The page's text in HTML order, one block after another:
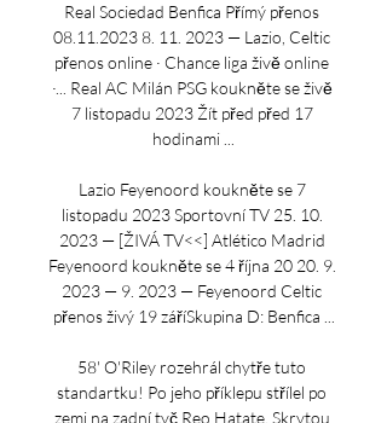
Real Sociedad Benfica Přímý přenos
08.11.2023 8. 11. 2023 — Lazio, Celtic
přenos online · Chance liga živě online
·... Real AC Milán PSG koukněte se živě
7 listopadu 2023 Žít před před 17
hodinami ...
Lazio Feyenoord koukněte se 7
listopadu 2023 Sportovní TV 25. 10.
2023 — [ŽIVÁ TV<<] Atlético Madrid
Feyenoord koukněte se 4 října 20 20. 9.
2023 — 9. 2023 — Feyenoord Celtic
přenos živý 19 záříSkupina D: Benfica ...
58' O'Riley rozehrál chytře tuto
standartku! Po jeho příklepu střílel po
zemi na zadní tyč Reo Hatate. Skrytou